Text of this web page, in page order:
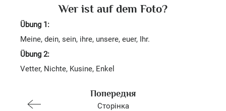
Wer ist auf dem Foto?
Übung 1:
Meine, dein, sein, ihre, unsere, euer, Ihr.
Übung 2:
Vetter, Nichte, Kusine, Enkel
Попередня
Сторінка